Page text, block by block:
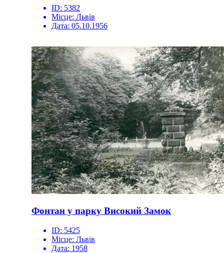
ID: 5382
Місце: Львів
Дата: 05.10.1956
Фонтан у парку Високий Замок
ID: 5425
Місце: Львів
Дата: 1958